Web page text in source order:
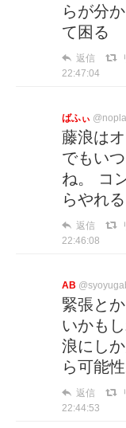
らが分
て困る
返信
22:47:04
ばふぃ
藤浪は
でもい
ね。 コ
らやれ
返信
22:46:08
AB
緊張と
いかも
浪にし
ら可能
返信
22:44:53